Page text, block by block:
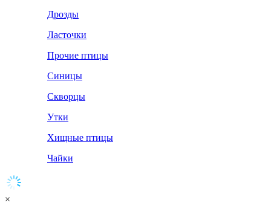
Дрозды
Ласточки
Прочие птицы
Синицы
Скворцы
Утки
Хищные птицы
Чайки
×